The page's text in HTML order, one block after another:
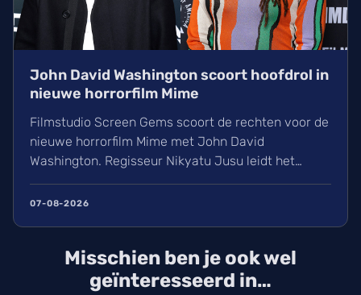
John David Washington scoort hoofdrol in
nieuwe horrorfilm Mime
Filmstudio Screen Gems scoort de rechten voor de
nieuwe horrorfilm Mime met John David
Washington. Regisseur Nikyatu Jusu leidt het
bovennatuurlijke project. Ontdek ook het laatste
nieuws over streamingtoppers zoals Hit Man en
Thursday Murder Club.
07-08-2026
Misschien ben je ook wel
geïnteresseerd in…